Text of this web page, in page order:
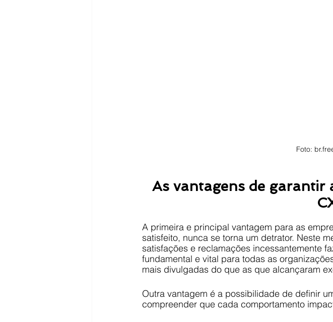
Foto:
As vantagens de garantir
A primeira e principal vantagem para as
satisfeito, nunca se torna um detrator. Neste
satisfações e reclamações incessantemente
fundamental e vital para todas as
mais divulgadas do que as que alcançaram
Outra vantagem é a possibilidade de definir
compreender que cada comportamento